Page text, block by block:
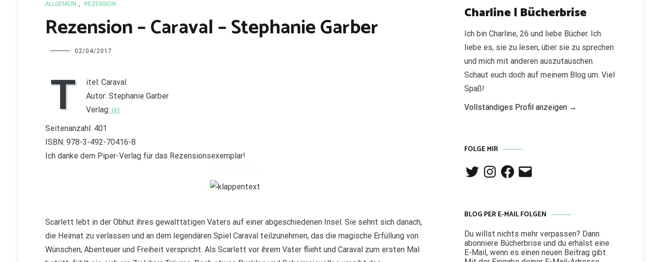
ALLGEMEIN , REZENSION
Rezension – Caraval – Stephanie Garber
Charline 02/04/2017
T
itel: Caraval
Autor: Stephanie Garber
Verlag: ivi
Seitenanzahl: 401
ISBN: 978-3-492-70416-8
Ich danke dem Piper-Verlag für das Rezensionsexemplar!
Scarlett lebt in der Obhut ihres gewalttätigen Vaters auf einer abgeschiedenen Insel. Sie sehnt sich danach,
die Heimat zu verlassen und an dem legendären Spiel Caraval teilzunehmen, das die magische Erfüllung von
Wünschen, Abenteuer und Freiheit verspricht. Als Scarlett vor ihrem Vater flieht und Caraval zum ersten Mal
Charline | Bücherbrise
Ich bin Charline, 26 und liebe Bücher. Ich
liebe es, sie zu lesen, über sie zu sprechen
und mich mit anderen auszutauschen.
Schaut euch doch auf meinem Blog um. Viel
Spaß!
Vollständiges Profil anzeigen →
FOLGE MIR
TwitterInstagramFacebook
E-
Mail
BLOG PER E-MAIL FOLGEN
Du willst nichts mehr verpassen? Dann
abonniere Bücherbrise und du erhälst eine
E-Mail, wenn es einen neuen Beitrag gibt.